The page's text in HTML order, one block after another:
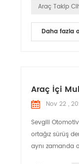
Araç Takip
Daha fazla
Araç İçi
Nov 22 ,
Sevgili
ortağız sürüş
aynı zamanda